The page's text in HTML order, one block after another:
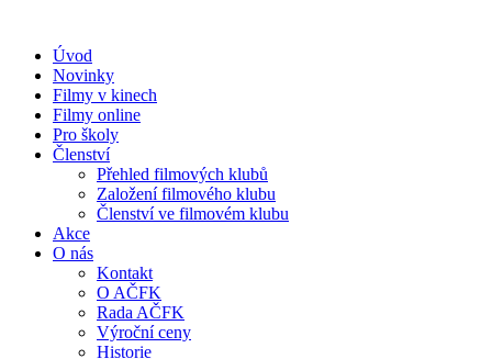
obsahuÚvod
Novinky
Filmy v kinech
Filmy online
Pro školy
Členství
Přehled filmových klubů
Založení filmového klubu
Členství ve filmovém klubu
Akce
O nás
Kontakt
O AČFK
Rada AČFK
Výroční ceny
Historie